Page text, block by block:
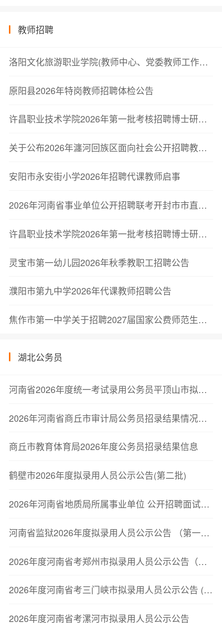
教师招聘
洛阳文化旅游职业学院(教师中心、党委教师工作部)2026年高层次人才引进考察公告
原阳县2026年特岗教师招聘体检公告
许昌职业技术学院2026年第一批考核招聘博士研究生递补人员考察结果公告
关于公布2026年瀍河回族区面向社会公开招聘教师体检结果的通知
安阳市永安街小学2026年招聘代课教师启事
2026年河南省事业单位公开招聘联考开封市市直单位教育类岗位考察公告
许昌职业技术学院2026年第一批考核招聘博士研究生考察结果公告
灵宝市第一幼儿园2026年秋季教职工招聘公告
濮阳市第九中学2026年代课教师招聘公告
焦作市第一中学关于招聘2027届国家公费师范生公告
湖北公务员
河南省2026年度统一考试录用公务员平顶山市拟录用人员公示公告
2026年河南省商丘市审计局公务员招录结果情况公示
商丘市教育体育局2026年度公务员招录结果信息
鹤壁市2026年度拟录用人员公示公告(第二批)
2026年河南省地质局所属事业单位 公开招聘面试资格确认公告
河南省监狱2026年度拟录用人员公示公告 （第一批）
2026年度河南省考郑州市拟录用人员公示公告（第二批）
2026年度河南省考三门峡市拟录用人员公示公告 (第一批)
2026年度河南省考漯河市拟录用人员公示公告